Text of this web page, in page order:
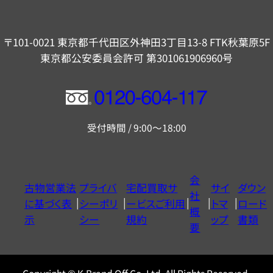
〒101-0021 東京都千代田区外神田3丁目13-8 FTK秋葉原5F
東京都公安委員会許可 第301061906960号
フ
ー
ヤ
ル
0120604117
受付時間 / 9:00～18:00
古物営業法
に基づく表
示
プライバ
シーポリ
シー
宅配買取サ
ービスご利用
規約
会
社
概
要
サイ
トマ
ップ
ダウン
ロード
書類